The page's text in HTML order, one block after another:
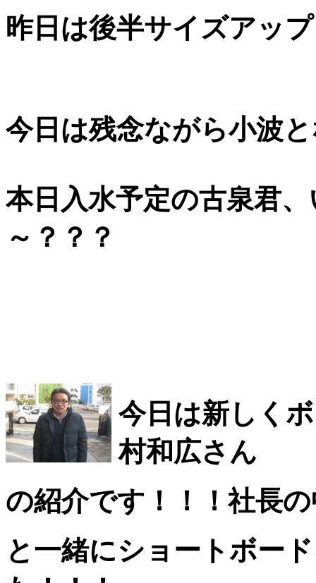
昨日は後半サイズアッ
今日は残念ながら小波
本日入水予定の古泉君
～？？？
今日は新しく
村和広さん
の紹介です！！！社長
と一緒にショートボー